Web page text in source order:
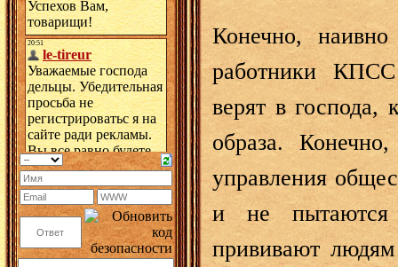
Конечно,
работники
верят в господа,
образа.
управления
и не пытаются
прививают